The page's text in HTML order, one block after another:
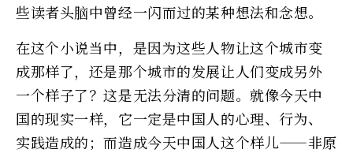
些读者头脑中曾经一闪而过的某种想法和念想。
在这个小说当中，是因为这些人物让这个城市变
成那样了，还是那个城市的发展让人们变成另外
一个样子了？这是无法分清的问题。就像今天中
国的现实一样，它一定是中国人的心理、行为、
实践造成的；而造成今天中国人这个样儿——非原